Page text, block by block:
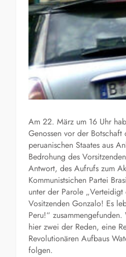
Am 22. März um 16 Uhr
Genossen vor der Botschaft
peruanischen Staates aus
Bedrohung des
Antwort, des Aufrufs zum
Kommunistsichen Partei
unter der Parole „Verteidigt
Vositzenden Gonzalo! Es
Peru!“
hier zwei der Reden, eine
Revolutionären Aufbaus
folgen.